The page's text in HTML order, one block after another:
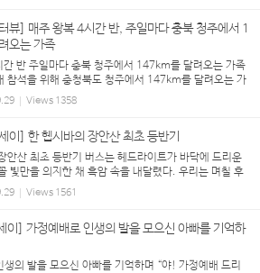
뷰] 매주 왕복 4시간 반, 주일마다 충북 청주에서 1
오는 가족
간 반 주일마다 충북 청주에서 147km를 달려오는 가족
참석을 위해 충청북도 청주에서 147km를 달려오는 가
터기 류석진 성도 가족이 그 주인공. 주일이면 3명의
뜨지 않은 새벽에 일어나 나설...
Views 1358
이] 한 헵시바의 장안산 최초 등반기
안산 최초 등반기 버스는 헤드라이트가 바닥에 드리운
빛만을 의지한 채 흑암 속을 내달렸다. 우리는 며칠 후
나라를 위한 기도회를 갖고자 장안산을 향해 가고 있었
을 켜보니, 어느새 대...
Views 1561
이] 가정예배로 인생의 발을 모으신 아빠를 기억하
생의 발을 모으신 아빠를 기억하며 “야! 가정예배 드리